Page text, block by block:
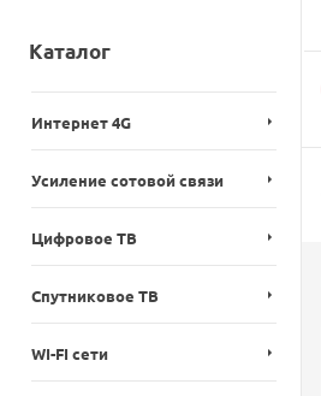
Каталог
Интернет 4G
Усиление сотовой связи
Цифровое ТВ
Спутниковое ТВ
WI-FI сети